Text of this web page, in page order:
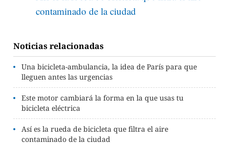
contaminado de la ciudad
Noticias relacionadas
Una bicicleta-ambulancia, la idea de París para que
lleguen antes las urgencias
Este motor cambiará la forma en la que usas tu
bicicleta eléctrica
Así es la rueda de bicicleta que filtra el aire
contaminado de la ciudad